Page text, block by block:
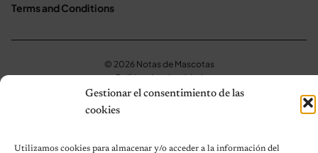
Gestionar el consentimiento de las
cookies
Utilizamos cookies para almacenar y/o acceder a la información del
Terms and Conditions
© 2026 Notas de Mascotas
Política de privacidad